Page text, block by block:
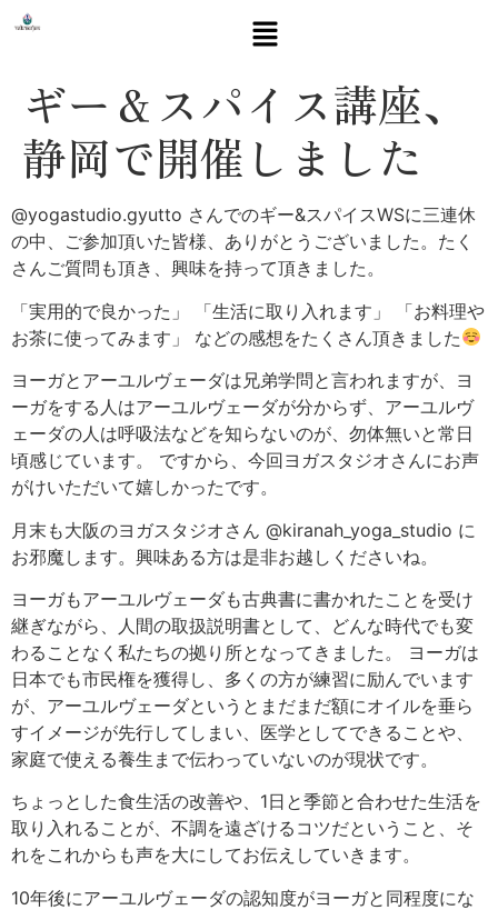
ギー＆スパイス講座、
静岡で開催しました
@yogastudio.gyutto さんでのギー&スパイスWSに三連休
の中、ご参加頂いた皆様、ありがとうございました。たく
さんご質問も頂き、興味を持って頂きました。
「実用的で良かった」 「生活に取り入れます」 「お料理や
お茶に使ってみます」 などの感想をたくさん頂きました
ヨーガとアーユルヴェーダは兄弟学問と言われますが、ヨ
ーガをする人はアーユルヴェーダが分からず、アーユルヴ
ェーダの人は呼吸法などを知らないのが、勿体無いと常日
頃感じています。 ですから、今回ヨガスタジオさんにお声
がけいただいて嬉しかったです。
月末も大阪のヨガスタジオさん @kiranah_yoga_studio に
お邪魔します。興味ある方は是非お越しくださいね。
ヨーガもアーユルヴェーダも古典書に書かれたことを受け
継ぎながら、人間の取扱説明書として、どんな時代でも変
わることなく私たちの拠り所となってきました。 ヨーガは
日本でも市民権を獲得し、多くの方が練習に励んでいます
が、アーユルヴェーダというとまだまだ額にオイルを垂ら
すイメージが先行してしまい、医学としてできることや、
家庭で使える養生まで伝わっていないのが現状です。
ちょっとした食生活の改善や、1日と季節と合わせた生活を
取り入れることが、不調を遠ざけるコツだということ、そ
れをこれからも声を大にしてお伝えしていきます。
10年後にアーユルヴェーダの認知度がヨーガと同程度にな